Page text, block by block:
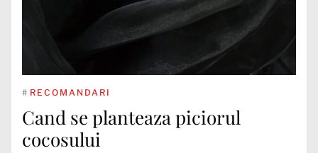
# RECOMANDARI
Cand se planteaza piciorul
cocosului